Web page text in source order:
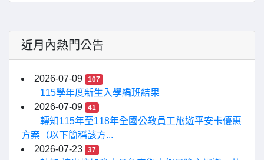
近月內熱門公告
2026-07-09 107
115學年度新生入學編班結果
2026-07-09
41
轉知115年至118年全國公教員工旅遊平安卡優惠
方案（以下簡稱該方...
2026-07-23
37